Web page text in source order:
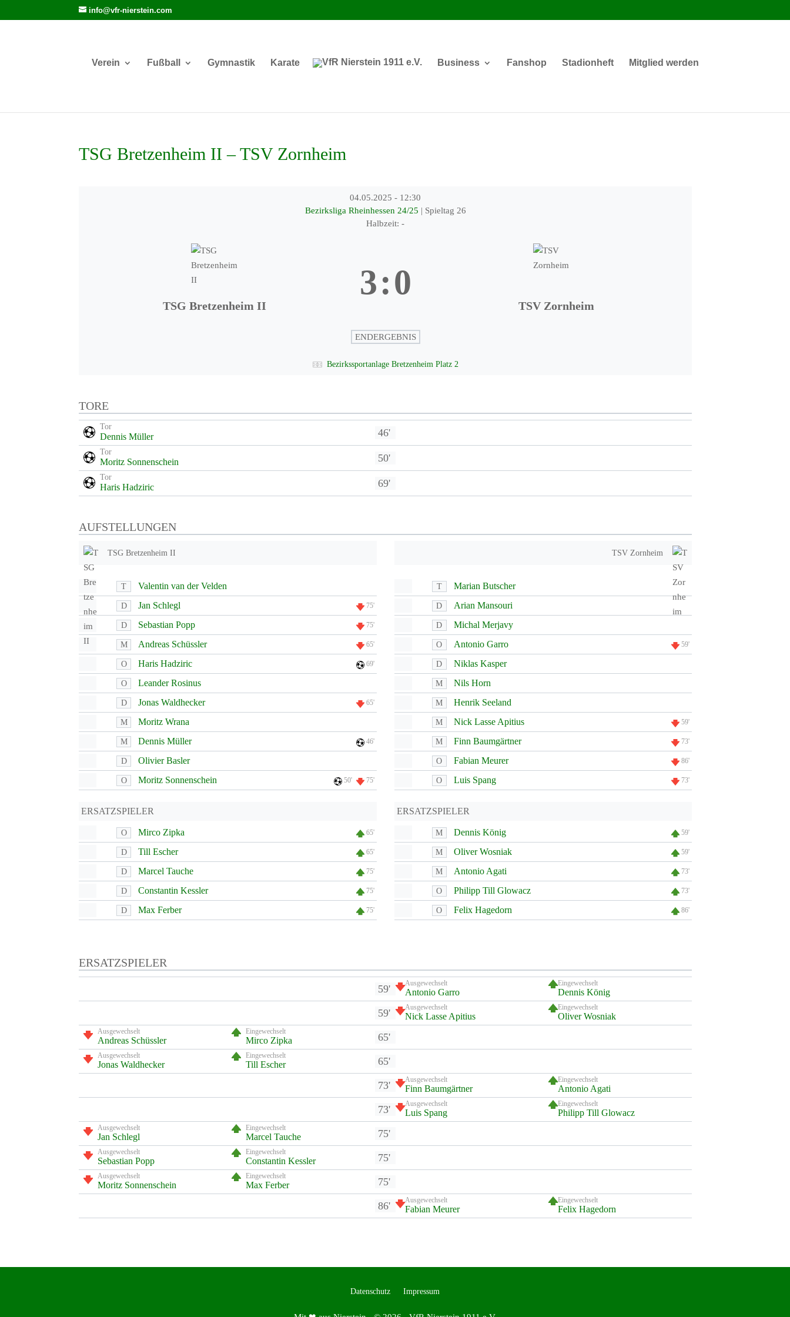
info@vfr-nierstein.com
Verein Fußball Gymnastik Karate Business Fanshop Stadionheft Mitglied werden
TSG Bretzenheim II – TSV Zornheim
04.05.2025 - 12:30
Bezirksliga Rheinhessen 24/25 | Spieltag 26
Halbzeit: -
TSG Bretzenheim II
3:0
TSV Zornheim
ENDERGEBNIS
Bezirkssportanlage Bretzenheim Platz 2
TORE
Tor
Dennis Müller 46'
Tor
Moritz Sonnenschein 50'
Tor
Haris Hadziric 69'
AUFSTELLUNGEN
TSG Bretzenheim II
T Valentin van der Velden
D Jan Schlegl 75'
D Sebastian Popp 75'
M Andreas Schüssler 65'
O Haris Hadziric 69'
O Leander Rosinus
D Jonas Waldhecker 65'
M Moritz Wrana
M Dennis Müller 46'
D Olivier Basler
O Moritz Sonnenschein 50' 75'
ERSATZSPIELER
O Mirco Zipka 65'
D Till Escher 65'
D Marcel Tauche 75'
D Constantin Kessler 75'
D Max Ferber 75'
TSV Zornheim
T Marian Butscher
D Arian Mansouri
D Michal Merjavy
O Antonio Garro 59'
D Niklas Kasper
M Nils Horn
M Henrik Seeland
M Nick Lasse Apitius 59'
M Finn Baumgärtner 73'
O Fabian Meurer 86'
O Luis Spang 73'
ERSATZSPIELER
M Dennis König 59'
M Oliver Wosniak 59'
M Antonio Agati 73'
O Philipp Till Glowacz 73'
O Felix Hagedorn 86'
ERSATZSPIELER
59' Ausgewechselt
Antonio Garro
Eingewechselt
Dennis König
59' Ausgewechselt
Nick Lasse Apitius
Eingewechselt
Oliver Wosniak
Ausgewechselt
Andreas Schüssler
Eingewechselt
Mirco Zipka 65'
Ausgewechselt
Jonas Waldhecker
Eingewechselt
Till Escher 65'
73' Ausgewechselt
Finn Baumgärtner
Eingewechselt
Antonio Agati
73' Ausgewechselt
Luis Spang
Eingewechselt
Philipp Till Glowacz
Ausgewechselt
Jan Schlegl
Eingewechselt
Marcel Tauche 75'
Ausgewechselt
Sebastian Popp
Eingewechselt
Constantin Kessler 75'
Ausgewechselt
Moritz Sonnenschein
Eingewechselt
Max Ferber 75'
86' Ausgewechselt
Fabian Meurer
Eingewechselt
Felix Hagedorn
Datenschutz Impressum